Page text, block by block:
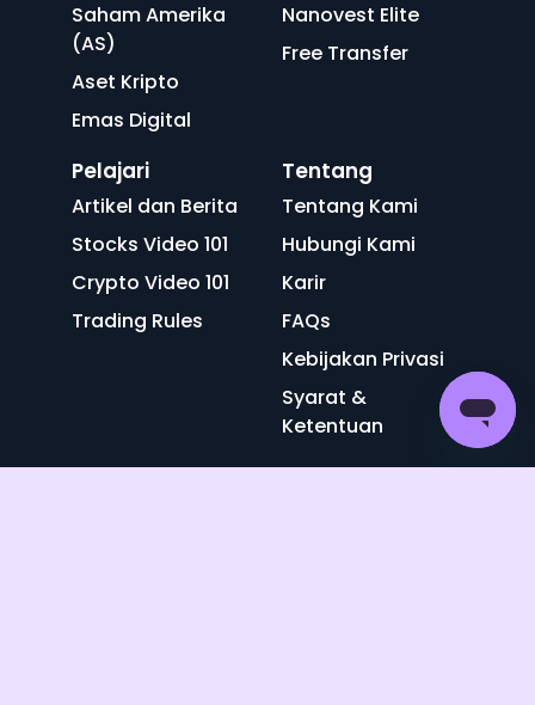
Saham Amerika
(AS)
Aset Kripto
Emas Digital
Nanovest Elite
Free Transfer
Pelajari
Artikel dan Berita
Stocks Video 101
Crypto Video 101
Trading Rules
Tentang
Tentang Kami
Hubungi Kami
Karir
FAQs
Kebijakan Privasi
Syarat &
Ketentuan